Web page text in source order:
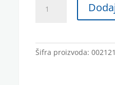
FILTERA
Šifra proizvoda: